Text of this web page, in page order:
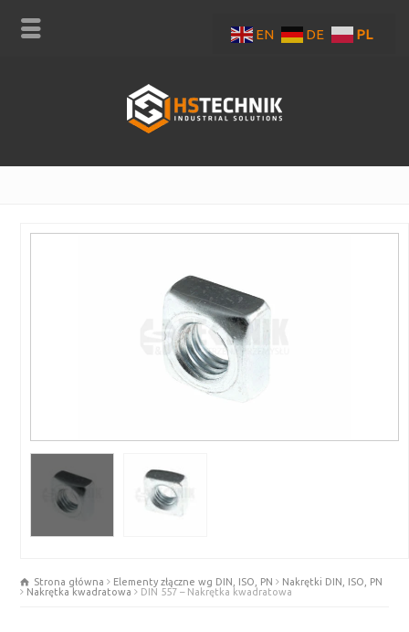
Strona główna Elementy złączne wg DIN, ISO, PN
Nakrętki DIN, ISO, PN
Nakrętka kwadratowa
DIN 557 – Nakrętka kwadratowa
EN DE PL